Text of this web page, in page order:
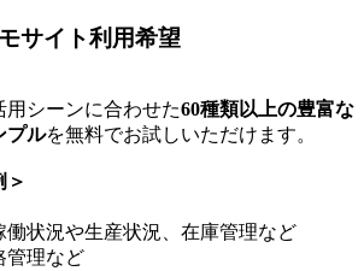
サイト利用希望
シーンに合わせた60種類以上の豊富な
プルを無料でお試しいただけます。​
＞​
状況や生産状況、在庫管理など​
理など​